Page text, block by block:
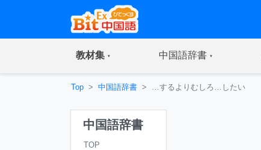
教材集(current) 中国語辞書(current)
Top 中国語辞書 …するよりむしろ…したい
中国語辞書
TOP